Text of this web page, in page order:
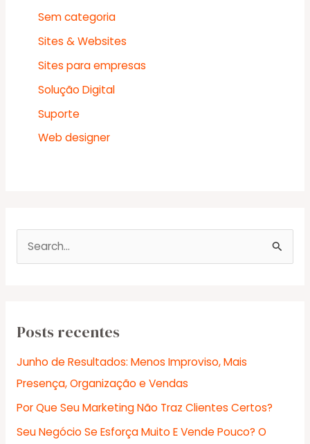
Sem categoria
Sites & Websites
Sites para empresas
Solução Digital
Suporte
Web designer
e
u
s
a
r
p
Posts recentes
Junho de Resultados: Menos Improviso, Mais
Presença, Organização e Vendas
Por Que Seu Marketing Não Traz Clientes Certos?
Seu Negócio Se Esforça Muito E Vende Pouco? O